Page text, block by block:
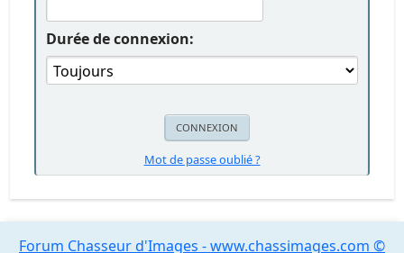
Durée de connexion:
Mot de passe oublié ?
Forum Chasseur d'Images - www.chassimages.com ©